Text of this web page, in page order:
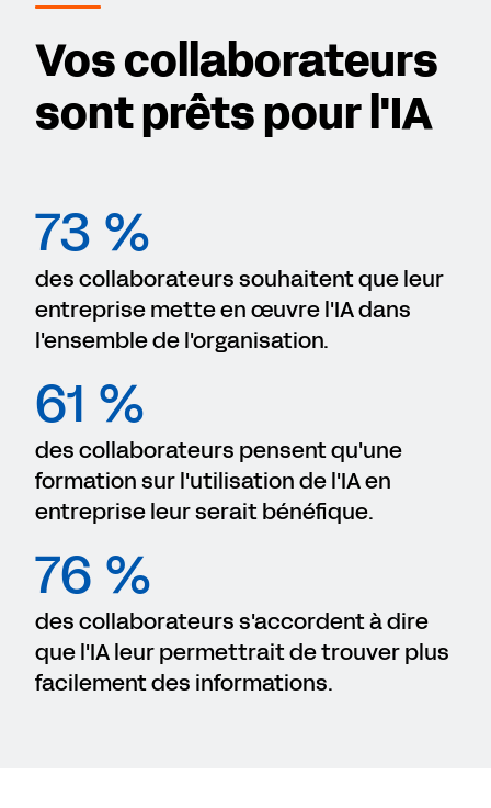
Vos collaborateurs
sont prêts pour l'IA
73 %
des collaborateurs souhaitent que leur
entreprise mette en œuvre l'IA dans
l'ensemble de l'organisation.
61 %
des collaborateurs pensent qu'une
formation sur l'utilisation de l'IA en
entreprise leur serait bénéfique.
76 %
des collaborateurs s'accordent à dire
que l'IA leur permettrait de trouver plus
facilement des informations.